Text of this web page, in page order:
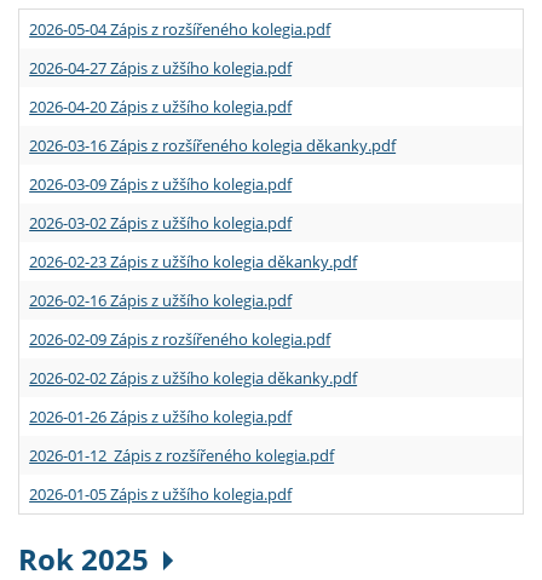
2026-05-04 Zápis z rozšířeného kolegia.pdf
2026-04-27 Zápis z užšího kolegia.pdf
2026-04-20 Zápis z užšího kolegia.pdf
2026-03-16 Zápis z rozšířeného kolegia děkanky.pdf
2026-03-09 Zápis z užšího kolegia.pdf
2026-03-02 Zápis z užšího kolegia.pdf
2026-02-23 Zápis z užšího kolegia děkanky.pdf
2026-02-16 Zápis z užšího kolegia.pdf
2026-02-09 Zápis z rozšířeného kolegia.pdf
2026-02-02 Zápis z užšího kolegia děkanky.pdf
2026-01-26 Zápis z užšího kolegia.pdf
2026-01-12 Zápis z rozšířeného kolegia.pdf
2026-01-05 Zápis z užšího kolegia.pdf
Rok 2025